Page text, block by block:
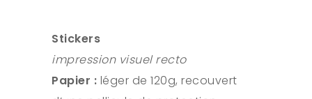
Stickers
impression visuel recto
Papier : léger de 120g, recouvert